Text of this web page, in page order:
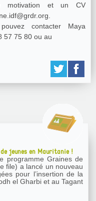
motivation et un CV
contacter Maya
57 75 80 ou au
jeunes en Mauritanie !
programme Graines de
file) a lancé un nouveau
pour l’insertion de la
el Gharbi et au Tagant